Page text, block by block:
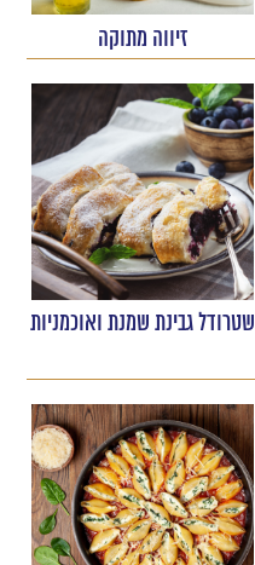
זיווה מתוקה
שטרודל גבינת שמנת ואוכמניות